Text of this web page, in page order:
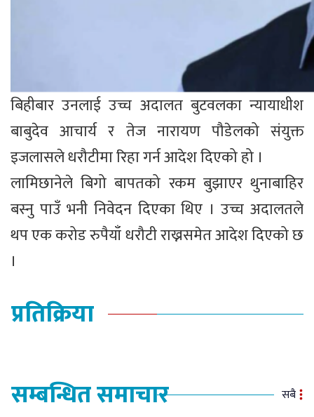
बिहीबार उनलाई उच्च अदालत बुटवलका न्यायाधीश
बाबुदेव आचार्य र तेज नारायण पौडेलको संयुक्त
इजलासले धरौटीमा रिहा गर्न आदेश दिएको हो ।
लामिछानेले बिगो बापतको रकम बुझाएर थुनाबाहिर
बस्नु पाउँ भनी निवेदन दिएका थिए । उच्च अदालतले
थप एक करोड रुपैयाँ धरौटी राख्नसमेत आदेश दिएको छ
।
प्रतिक्रिया
सम्बन्धित समाचार सबै